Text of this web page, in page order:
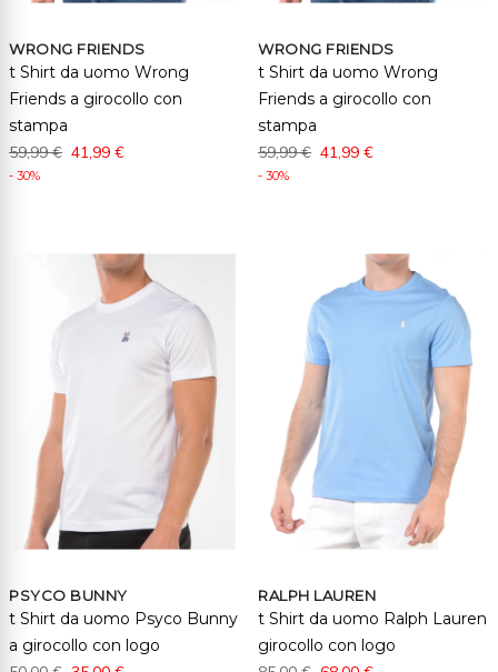
WRONG FRIENDS
t Shirt da uomo Wrong
Friends a girocollo con
stampa
59,99 € 41,99 €
- 30%
WRONG FRIENDS
t Shirt da uomo Wrong
Friends a girocollo con
stampa
59,99 € 41,99 €
- 30%
PSYCO BUNNY
t Shirt da uomo Psyco Bunny
a girocollo con logo
RALPH LAUREN
t Shirt da uomo Ralph Lauren
girocollo con logo